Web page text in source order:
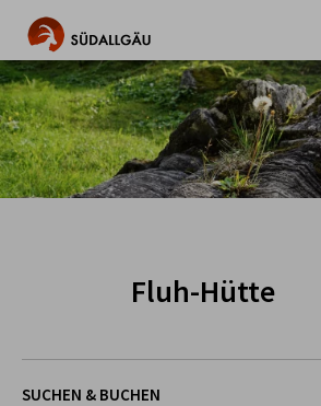
Die schönste Seite im Allgäu
Aktuell
Destination
Gastgeber
Warenkorb ist leer
Fluh-Hütte
SUCHEN & BUCHEN